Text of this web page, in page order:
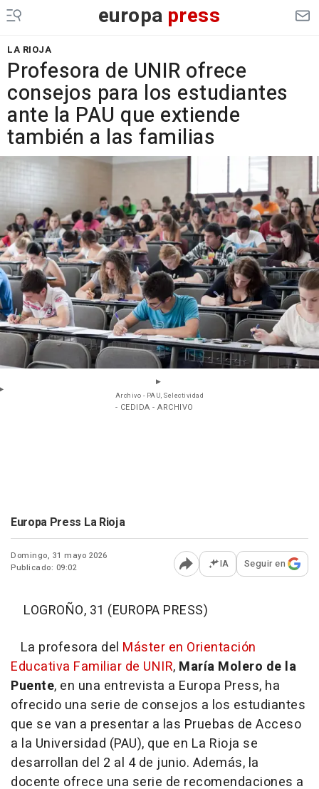
europa press
LA RIOJA
Profesora de UNIR ofrece
consejos para los estudiantes
ante la PAU que extiende
también a las familias
Archivo - PAU, Selectividad
- CEDIDA - ARCHIVO
Europa Press La Rioja
Domingo, 31 mayo 2026
Publicado: 09:02
Abrir opciones para
IA Seguir en
LOGROÑO, 31 (EUROPA PRESS)
La profesora del Máster en Orientación
Educativa Familiar de UNIR, María Molero de la
Puente, en una entrevista a Europa Press, ha
ofrecido una serie de consejos a los estudiantes
que se van a presentar a las Pruebas de Acceso
a la Universidad (PAU), que en La Rioja se
desarrollan del 2 al 4 de junio. Además, la
docente ofrece una serie de recomendaciones a